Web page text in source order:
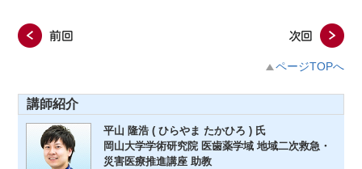
ページTOPへ
講師紹介
平山 隆浩 ( ひらやま たかひろ ) 氏
岡山大学学術研究院 医歯薬学域 地域二次救急・
災害医療推進講座 助教